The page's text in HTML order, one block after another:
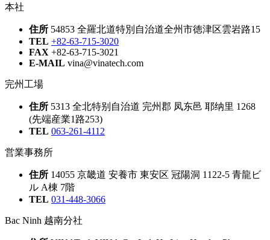
本社
住所 54853 全羅北道特別自治道全州市徳津区雲岩路15
TEL +82-63-715-3020
FAX +82-63-715-3021
E-MAIL vina@vinatech.com
完州工場
住所 5313 全北特别自治道 完州郡 凤东邑 耶纳里 1268
(先端産業1路253)
TEL 063-261-4112
営業事務所
住所 14055 京畿道 安養市 東安区 冠陽洞 1122-5 青龍ビ
ル A棟 7階
TEL 031-448-3066
Bac Ninh 越南分社